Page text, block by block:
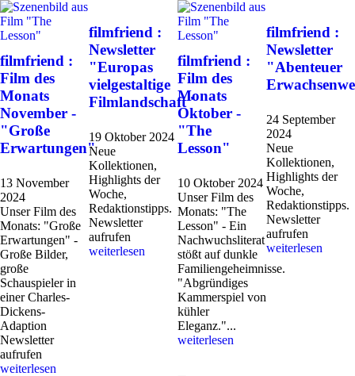
filmfriend :
Film des
Monats
November -
"Große
Erwartungen"
13 November
2024
Unser Film des
Monats: "Große
Erwartungen" -
Große Bilder,
große
Schauspieler in
einer Charles-
Dickens-
Adaption
Newsletter
aufrufen
weiterlesen
filmfriend :
Newsletter
"Europas
vielgestaltige
Filmlandschaft"
19 Oktober 2024
Neue
Kollektionen,
Highlights der
Woche,
Redaktionstipps.
Newsletter
aufrufen
weiterlesen
filmfriend :
Film des
Monats
Oktober -
"The
Lesson"
10 Oktober 2024
Unser Film des
Monats: "The
Lesson" - Ein
Nachwuchsliterat
stößt auf dunkle
Familiengeheimnisse.
"Abgründiges
Kammerspiel von
kühler
Eleganz."...
weiterlesen
filmfriend :
Newsletter
"Abenteuer
24 September
2024
Neue
Kollektionen,
Highlights der
Woche,
Redaktionstipps.
Newsletter
aufrufen
weiterlesen